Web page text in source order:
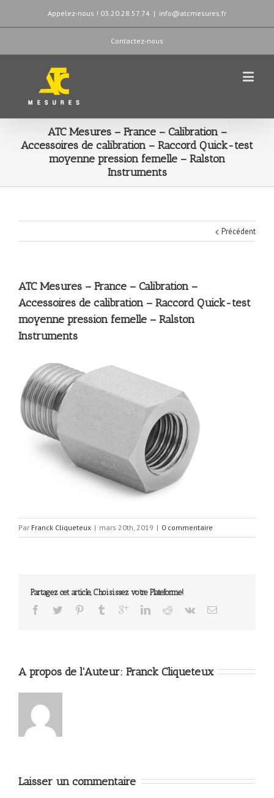
Appelez-nous ! 03.20.28.57.74 | info@atcmesures.fr
Contactez-nous
ATC Mesures – France – Calibration –
Accessoires de calibration – Raccord Quick-test
moyenne pression femelle – Ralston
Instruments
Précédent
ATC Mesures – France – Calibration –
Accessoires de calibration – Raccord Quick-test
moyenne pression femelle – Ralston
Instruments
Par Franck Cliqueteux | mars 20th, 2019 | 0 commentaire
Partagez cet article, Choisissez votre Plateforme!
A propos de l'Auteur: Franck Cliqueteux
Laisser un commentaire